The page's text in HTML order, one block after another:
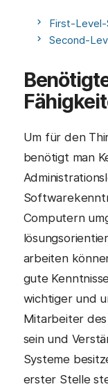
First-
Second-
Um für den
benötigt man
Computern
arbeiten
gute
wichtiger und
Mitarbeiter
sein und
Systeme
erster Stelle